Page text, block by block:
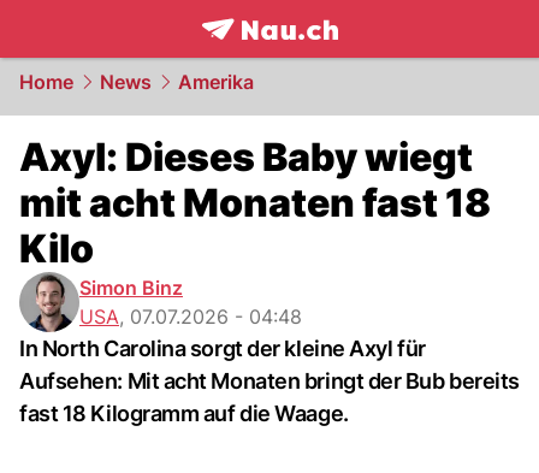
frontpage.NAU.ch
Home News Amerika
Axyl: Dieses Baby wiegt
mit acht Monaten fast 18
Kilo
Simon Binz
USA, 07.07.2026 - 04:48
In North Carolina sorgt der kleine Axyl für
Aufsehen: Mit acht Monaten bringt der Bub bereits
fast 18 Kilogramm auf die Waage.